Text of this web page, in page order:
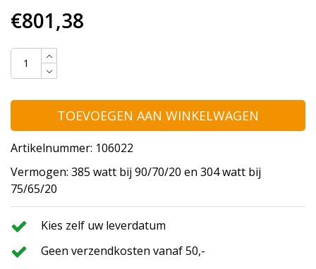
€801,38
TOEVOEGEN AAN WINKELWAGEN
Artikelnummer: 106022
Vermogen: 385 watt bij 90/70/20 en 304 watt bij
75/65/20
Kies zelf uw leverdatum
Geen verzendkosten vanaf 50,-